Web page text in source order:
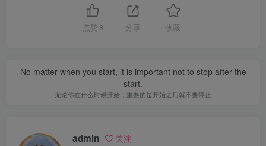
点赞 8 分享 收藏
No matter when you start, it is important not to stop after the
start.
无论你在什么时候开始，重要的是开始之后就不要停止
admin 关注